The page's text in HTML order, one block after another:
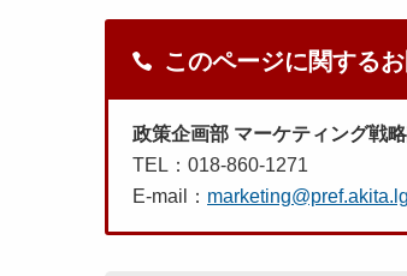
このページに関する
政策企画部 マーケティング戦
TEL：018-860-1271
E-mail：